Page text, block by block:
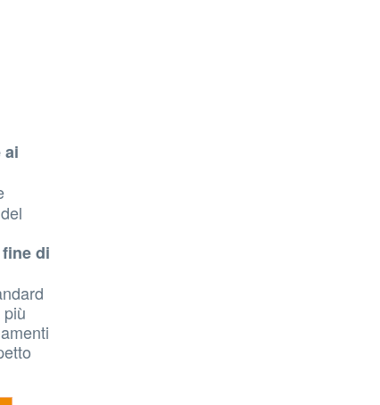
ai
fine di